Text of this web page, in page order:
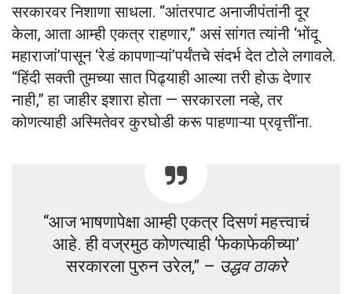
सरकारवर निशाणा साधला. “आंतरपाट अनाजीपंतांनी दूर
केला, आता आम्ही एकत्र राहणार,” असं सांगत त्यांनी ‘भोंदू
महाराजां’पासून ‘रेडं कापणाऱ्यां’पर्यंतचे संदर्भ देत टोले लगावले.
“हिंदी सक्ती तुमच्या सात पिढ्याही आल्या तरी होऊ देणार
नाही,” हा जाहीर इशारा होता — सरकारला नव्हे, तर
कोणत्याही अस्मितेवर कुरघोडी करू पाहणाऱ्या प्रवृत्तींना.
“आज भाषणापेक्षा आम्ही एकत्र दिसणं महत्त्वाचं
आहे. ही वज्रमुठ कोणत्याही ‘फेकाफेकीच्या’
सरकारला पुरुन उरेल,” – उद्धव ठाकरे